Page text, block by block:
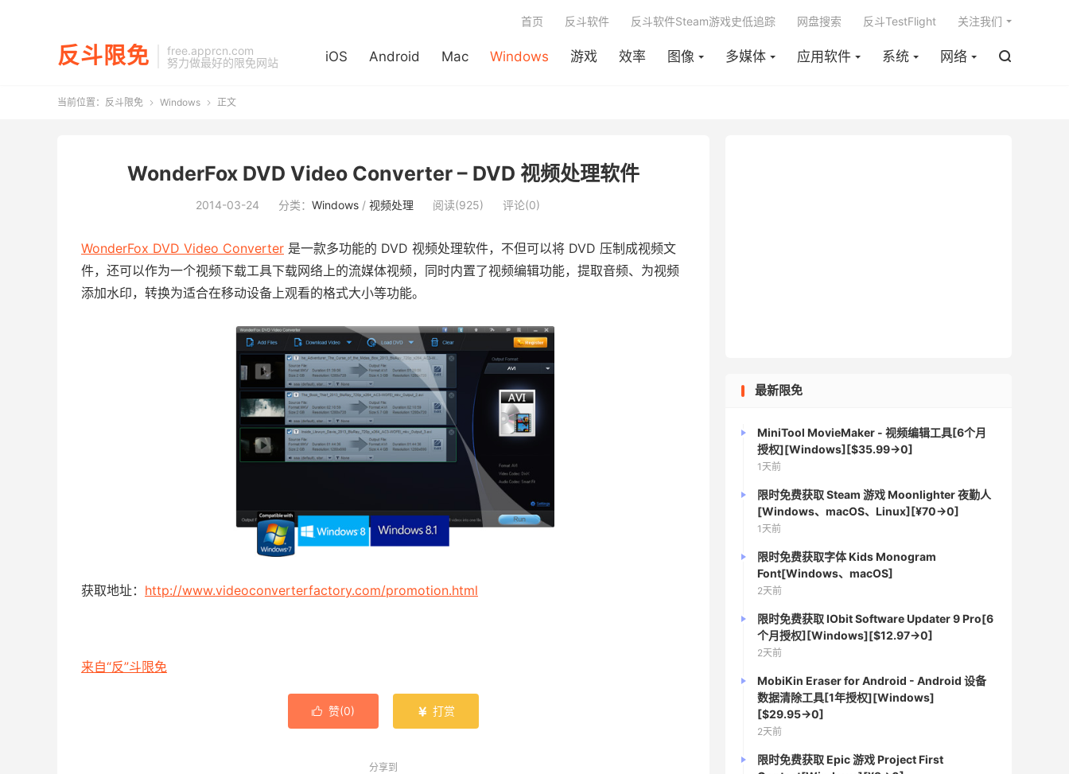
反斗限免
free.apprcn.com
努力做最好的限免网站
iOS Android Mac Windows 游戏 效率 图像 多媒体 应用软件 系统 网络 
首页 反斗软件 反斗软件Steam游戏史低追踪 网盘搜索 反斗TestFlight 关注我们
当前位置： 反斗限免  Windows  正文
WonderFox DVD Video Converter – DVD 视频处理软件
2014-03-24 分类： Windows/ 视频处理 阅读(925) 评论(0)
WonderFox DVD Video Converter 是一款多功能的 DVD 视频处理软件，不但可以将 DVD 压制成视频文
件，还可以作为一个视频下载工具下载网络上的流媒体视频，同时内置了视频编辑功能，提取音频、为视频
添加水印，转换为适合在移动设备上观看的格式大小等功能。
获取地址： http://www.videoconverterfactory.com/promotion.html
来自“反”斗限免
 赞(0)  打赏
分享到
最新限免
MiniTool MovieMaker - 视频编辑工具[6个月
授权][Windows][$35.99→0]
1天前
限时免费获取 Steam 游戏 Moonlighter 夜勤人
[Windows、macOS、Linux][¥70→0]
1天前
限时免费获取字体 Kids Monogram
Font[Windows、macOS]
2天前
限时免费获取 IObit Software Updater 9 Pro[6
个月授权][Windows][$12.97→0]
2天前
MobiKin Eraser for Android - Android 设备
数据清除工具[1年授权][Windows]
[$29.95→0]
2天前
限时免费获取 Epic 游戏 Project First